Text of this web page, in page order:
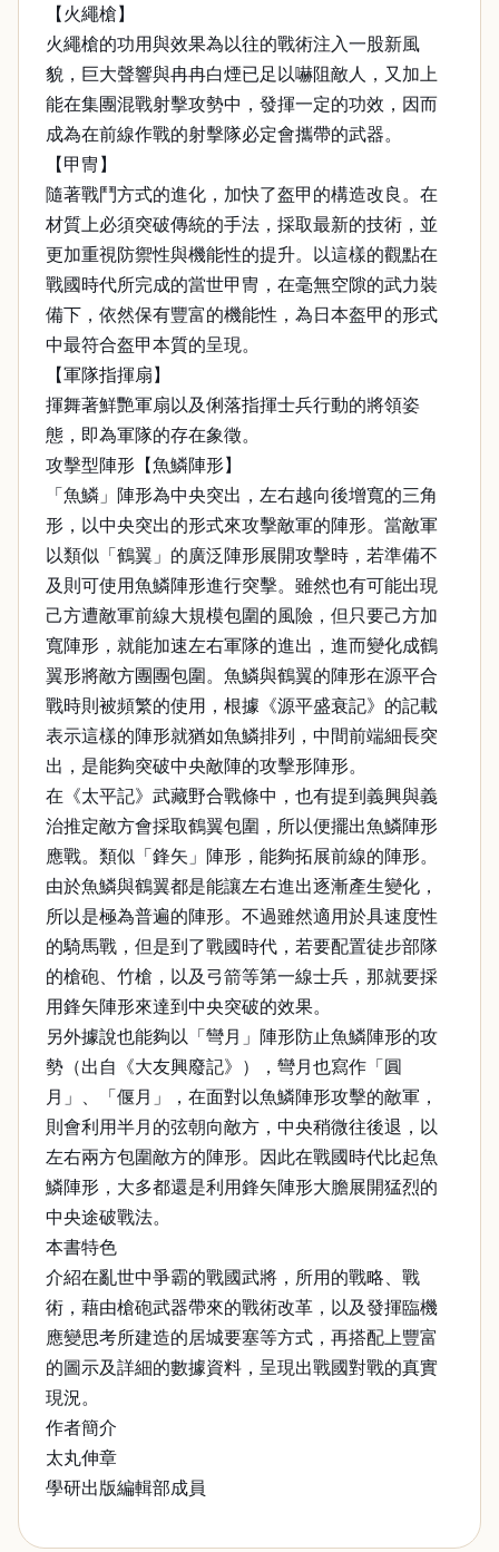
【火繩槍】
火繩槍的功用與效果為以往的戰術注入一股新風
貌，巨大聲響與冉冉白煙已足以嚇阻敵人，又加上
能在集團混戰射擊攻勢中，發揮一定的功效，因而
成為在前線作戰的射擊隊必定會攜帶的武器。
【甲冑】
隨著戰鬥方式的進化，加快了盔甲的構造改良。在
材質上必須突破傳統的手法，採取最新的技術，並
更加重視防禦性與機能性的提升。以這樣的觀點在
戰國時代所完成的當世甲冑，在毫無空隙的武力裝
備下，依然保有豐富的機能性，為日本盔甲的形式
中最符合盔甲本質的呈現。
【軍隊指揮扇】
揮舞著鮮艷軍扇以及俐落指揮士兵行動的將領姿
態，即為軍隊的存在象徵。
攻擊型陣形【魚鱗陣形】
「魚鱗」陣形為中央突出，左右越向後增寬的三角
形，以中央突出的形式來攻擊敵軍的陣形。當敵軍
以類似「鶴翼」的廣泛陣形展開攻擊時，若準備不
及則可使用魚鱗陣形進行突擊。雖然也有可能出現
己方遭敵軍前線大規模包圍的風險，但只要己方加
寬陣形，就能加速左右軍隊的進出，進而變化成鶴
翼形將敵方團團包圍。魚鱗與鶴翼的陣形在源平合
戰時則被頻繁的使用，根據《源平盛衰記》的記載
表示這樣的陣形就猶如魚鱗排列，中間前端細長突
出，是能夠突破中央敵陣的攻擊形陣形。
在《太平記》武藏野合戰條中，也有提到義興與義
治推定敵方會採取鶴翼包圍，所以便擺出魚鱗陣形
應戰。類似「鋒矢」陣形，能夠拓展前線的陣形。
由於魚鱗與鶴翼都是能讓左右進出逐漸產生變化，
所以是極為普遍的陣形。不過雖然適用於具速度性
的騎馬戰，但是到了戰國時代，若要配置徒步部隊
的槍砲、竹槍，以及弓箭等第一線士兵，那就要採
用鋒矢陣形來達到中央突破的效果。
另外據說也能夠以「彎月」陣形防止魚鱗陣形的攻
勢（出自《大友興廢記》），彎月也寫作「圓
月」、「偃月」，在面對以魚鱗陣形攻擊的敵軍，
則會利用半月的弦朝向敵方，中央稍微往後退，以
左右兩方包圍敵方的陣形。因此在戰國時代比起魚
鱗陣形，大多都還是利用鋒矢陣形大膽展開猛烈的
中央途破戰法。
本書特色
介紹在亂世中爭霸的戰國武將，所用的戰略、戰
術，藉由槍砲武器帶來的戰術改革，以及發揮臨機
應變思考所建造的居城要塞等方式，再搭配上豐富
的圖示及詳細的數據資料，呈現出戰國對戰的真實
現況。
作者簡介
太丸伸章
學研出版編輯部成員